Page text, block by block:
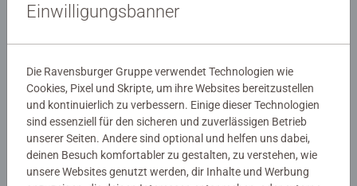
Das erste Kinderbuch von Model und Moderatorin
Details
Artikelnummer:
46471
EAN:
9783473464715
ISBN:
978-3-473-46471-5
Einwilligungsbanner
Die Ravensburger Gruppe verwendet Technologien wie
Cookies, Pixel und Skripte, um ihre Websites bereitzustellen
und kontinuierlich zu verbessern. Einige dieser Technologien
sind essenziell für den sicheren und zuverlässigen Betrieb
unserer Seiten. Andere sind optional und helfen uns dabei,
deinen Besuch komfortabler zu gestalten, zu verstehen, wie
unsere Websites genutzt werden, dir Inhalte und Werbung